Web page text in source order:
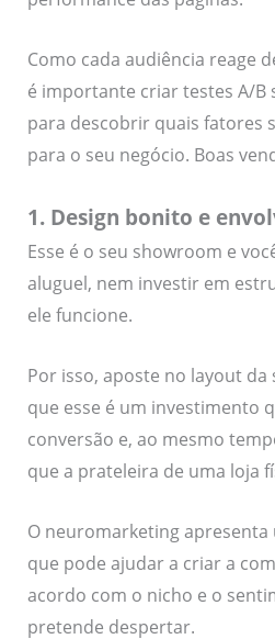
Como cada audiência reage
é importante criar testes A/B
para descobrir quais fatores
para o seu negócio. Boas
1. Design bonito e
Esse é o seu showroom e
aluguel, nem investir em
ele funcione.
Por isso, aposte no layout da
que esse é um investimento
conversão e, ao mesmo
que a prateleira de uma loja
O neuromarketing
que pode ajudar a criar a
acordo com o nicho e o
pretende despertar.